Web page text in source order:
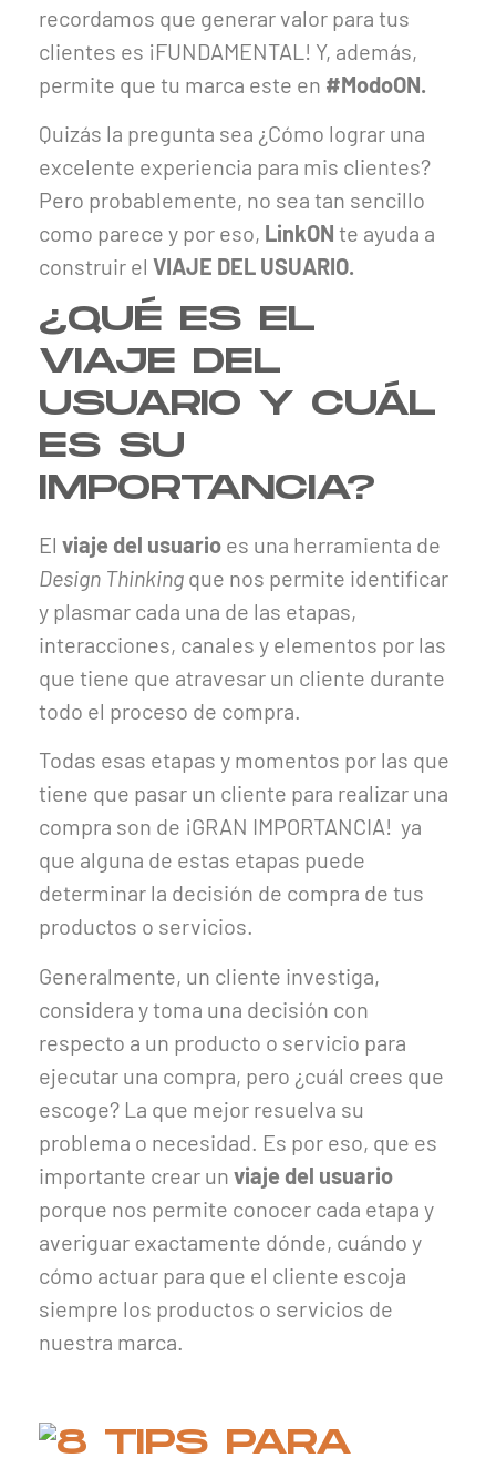
recordamos que generar valor para tus
clientes es ¡FUNDAMENTAL! Y, además,
permite que tu marca este en #ModoON.
Quizás la pregunta sea ¿Cómo lograr una
excelente experiencia para mis clientes?
Pero probablemente, no sea tan sencillo
como parece y por eso, LinkON te ayuda a
construir el VIAJE DEL USUARIO.
¿QUÉ ES EL
VIAJE DEL
USUARIO Y CUÁL
ES SU
IMPORTANCIA?
El viaje del usuario es una herramienta de
Design Thinking que nos permite identificar
y plasmar cada una de las etapas,
interacciones, canales y elementos por las
que tiene que atravesar un cliente durante
todo el proceso de compra.
Todas esas etapas y momentos por las que
tiene que pasar un cliente para realizar una
compra son de ¡GRAN IMPORTANCIA! ya
que alguna de estas etapas puede
determinar la decisión de compra de tus
productos o servicios.
Generalmente, un cliente investiga,
considera y toma una decisión con
respecto a un producto o servicio para
ejecutar una compra, pero ¿cuál crees que
escoge? La que mejor resuelva su
problema o necesidad. Es por eso, que es
importante crear un viaje del usuario
porque nos permite conocer cada etapa y
averiguar exactamente dónde, cuándo y
cómo actuar para que el cliente escoja
siempre los productos o servicios de
nuestra marca.